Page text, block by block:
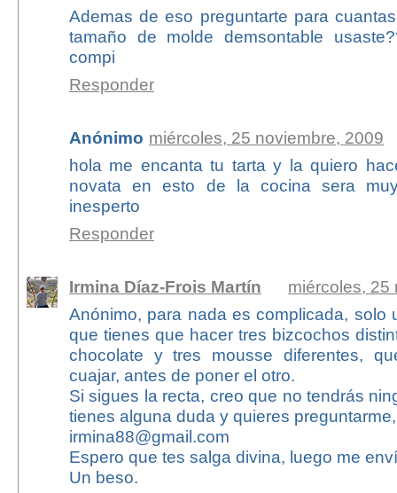
Ademas de eso preguntarte para
tamaño de molde demsontable
compi
Responder
Anónimo miércoles, 25 noviembre, 2009
hola me encanta tu tarta y la quiero
novata en esto de la cocina sera
inesperto
Responder
Irmina Díaz-Frois Martín
miércoles, 25
Anónimo, para nada es complicada, solo
que tienes que hacer tres bizcochos
chocolate y tres mousse diferentes,
cuajar, antes de poner el otro.
Si sigues la recta, creo que no tendrás
tienes alguna duda y quieres
irmina88@gmail.com
Espero que tes salga divina, luego me
Un beso.